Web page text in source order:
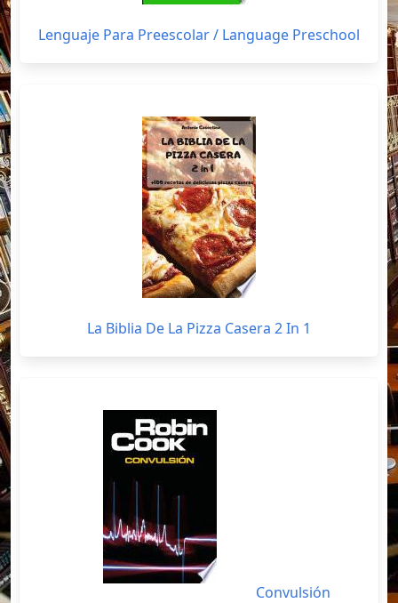
Lenguaje Para Preescolar / Language Preschool
La Biblia De La Pizza Casera 2 In 1
Convulsión